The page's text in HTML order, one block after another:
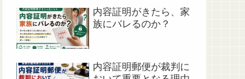
内容証明がきたら、家
族にバレるのか？
内容証明郵便が裁判に